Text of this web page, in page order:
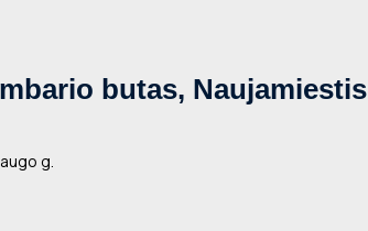
butas,
g.